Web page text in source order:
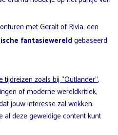
met Geralt of Rivia, een
fantasiewereldgebaseerd
tijdreizen zoals bij “Outlander”,
of moderne wereldkritiek,
jouw interesse zal wekken.
al deze geweldige content kunt